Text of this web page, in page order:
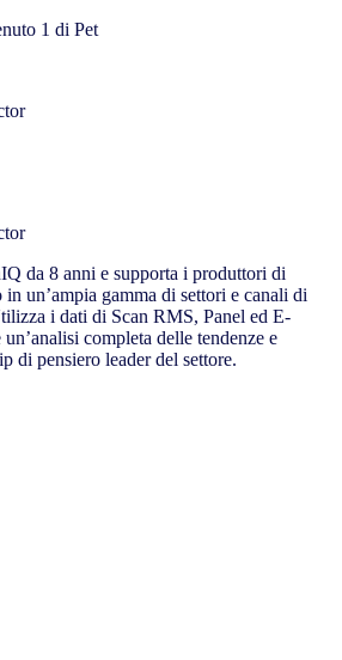
da 8 anni e supporta i produttori di
un’ampia gamma di settori e canali di
i dati di Scan RMS, Panel ed E-
completa delle tendenze e
di pensiero leader del settore.